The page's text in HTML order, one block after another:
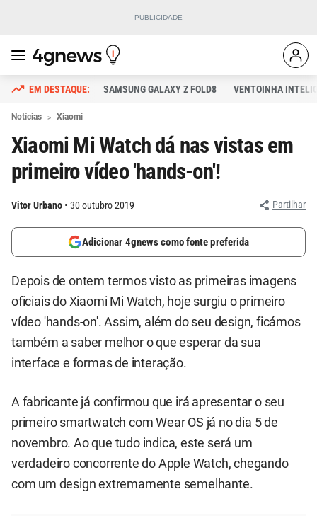
SAMSUNG GALAXY Z FOLD8 VENTOINHA
Notícias Xiaomi
Xiaomi Mi Watch dá nas vistas em
primeiro vídeo 'hands-on'!
Vitor Urbano 30 outubro 2019 Partilhar
Adicionar 4gnews como fonte preferida
Depois de ontem termos visto as primeiras imagens
oficiais do Xiaomi Mi Watch, hoje surgiu o primeiro
vídeo 'hands-on'. Assim, além do seu design, ficámos
também a saber melhor o que esperar da sua
interface e formas de interação.
A fabricante já confirmou que irá apresentar o seu
primeiro smartwatch com Wear OS já no dia 5 de
novembro. Ao que tudo indica, este será um
verdadeiro concorrente do Apple Watch, chegando
com um design extremamente semelhante.